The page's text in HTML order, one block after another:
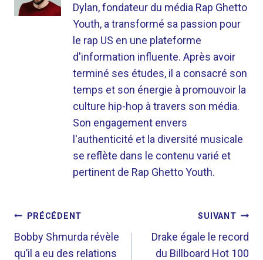
Dylan, fondateur du média Rap Ghetto
Youth, a transformé sa passion pour
le rap US en une plateforme
d'information influente. Après avoir
terminé ses études, il a consacré son
temps et son énergie à promouvoir la
culture hip-hop à travers son média.
Son engagement envers
l'authenticité et la diversité musicale
se reflète dans le contenu varié et
pertinent de Rap Ghetto Youth.
NAVIGATION
DE
PRÉCÉDENT
Bobby Shmurda révèle
qu’il a eu des relations
SUIVANT
Drake égale le record
du Billboard Hot 100